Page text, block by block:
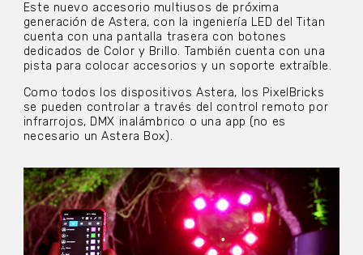
Este nuevo accesorio multiusos de próxima
generación de Astera, con la ingeniería LED del Titan
cuenta con una pantalla trasera con botones
dedicados de Color y Brillo. También cuenta con una
pista para colocar accesorios y un soporte extraíble.
Como todos los dispositivos Astera, los PixelBricks
se pueden controlar a través del control remoto por
infrarrojos, DMX inalámbrico o una app (no es
necesario un Astera Box).